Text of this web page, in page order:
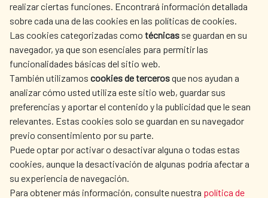
realizar ciertas funciones. Encontrará información detallada
sobre cada una de las cookies en las políticas de cookies.
Las cookies categorizadas como técnicas se guardan en su
navegador, ya que son esenciales para permitir las
funcionalidades básicas del sitio web.
También utilizamos cookies de tercerosque nos ayudan a
analizar cómo usted utiliza este sitio web, guardar sus
preferencias y aportar el contenido y la publicidad que le sean
relevantes. Estas cookies solo se guardan en su navegador
previo consentimiento por su parte.
Puede optar por activar o desactivar alguna o todas estas
cookies, aunque la desactivación de algunas podría afectar a
su experiencia de navegación.
Para obtener más información, consulte nuestra política de
AECID
WHERE DO WE COOPERATE?
SPANISH HUMANITARIAN
ACTION
PRESS ROOM
CULTURE AND SCIENCE LIBRARY
OUR SOCIAL MEDIA